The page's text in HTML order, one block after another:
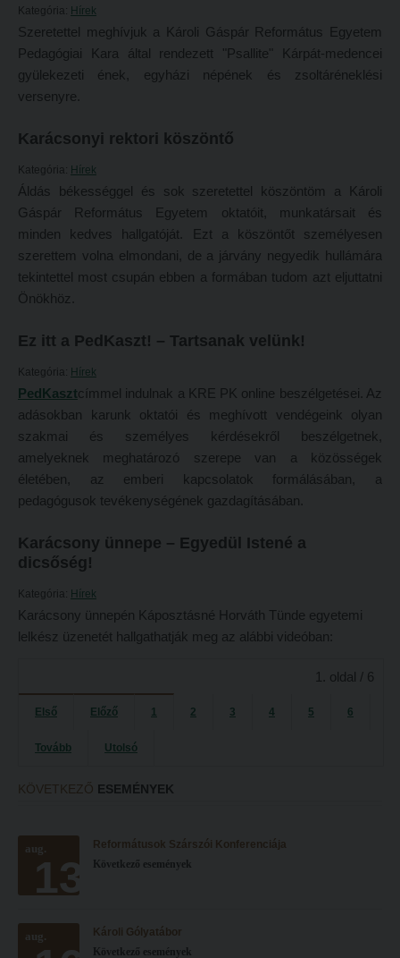
Jelentkezési lapok, nyomtatványok
Ösztöndíjak
HALLGATÓINKNAK
HÖK
Órarend
Ösztöndíjak és egyéb hallgatói pályázatok
Kari pályázatok
Szakdolgozati tudnivalók
Tanulmányi határidők
Tanulmányi Osztály
Kérelmek – nyomtatványok
Tételsorok
Baleset-, munka- és tűzvédelmi megelőző ismeretek hallgatók részére
Moodle, Teams, Microsoft, eduID
Kányádi-verseny
Simonyi-verseny
Psallite énekverseny
Innováció a pedagógushivatásban
Tehetség - Hit - Identitás konferencia
PedKaszt – Bethlen-pályázat
Hallgatói véleményvideók
Intézményi pontok
Intézményi pontok igazolása
Hitéleti képzések jelentkezési lapja
Átvétel más felsőoktatási intézményből
Jelentkezési lapok, nyomtatványok
Ösztöndíjak
Szakirányú továbbképzések
HALLGATÓINKNAK
2026/2027. tanévre felvett hallgatók részére
HÖK
Konzultációs időpontok
Órarend
Kari mentorok
Ösztöndíjak és egyéb hallgatói pályázatok
Szakdolgozati tudnivalók
Tanulmányi határidők
Tanulmányi Osztály
Tételsorok
Baleset-, munka- és tűzvédelmi megelőző ismeretek hallgatók részére
Kányádi-verseny
Psallite énekverseny
Kategória: Hírek
Szeretettel meghívjuk a Károli Gáspár Református Egyetem
Pedagógiai Kara által rendezett "Psallite" Kárpát-medencei
gyülekezeti ének, egyházi népének és zsoltáréneklési
versenyre.
Karácsonyi rektori köszöntő
Kategória: Hírek
Áldás békességgel és sok szeretettel köszöntöm a Károli
Gáspár Református Egyetem oktatóit, munkatársait és
minden kedves hallgatóját. Ezt a köszöntőt személyesen
szerettem volna elmondani, de a járvány negyedik hullámára
tekintettel most csupán ebben a formában tudom azt eljuttatni
Önökhöz.
Ez itt a PedKaszt! – Tartsanak velünk!
Kategória: Hírek
PedKasztcímmel indulnak a KRE PK online beszélgetései. Az
adásokban karunk oktatói és meghívott vendégeink olyan
szakmai és személyes kérdésekről beszélgetnek,
amelyeknek meghatározó szerepe van a közösségek
életében, az emberi kapcsolatok formálásában, a
pedagógusok tevékenységének gazdagításában.
Karácsony ünnepe – Egyedül Istené a
dicsőség!
Kategória: Hírek
Karácsony ünnepén Káposztásné Horváth Tünde egyetemi
lelkész üzenetét hallgathatják meg az alábbi videóban:
1. oldal / 6
Első Előző 1 2 3 4 5 6
Tovább Utolsó
KÖVETKEZŐ ESEMÉNYEK
aug.
13
Reformátusok Szárszói Konferenciája
Következő események
aug.
Károli Gólyatábor
Következő események